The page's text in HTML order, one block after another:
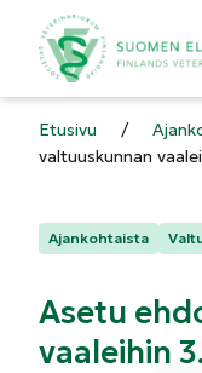
Etusivu /
valtuuskunnan
Kategoriat:
Ajankohtaista
Asetu
vaaleihin